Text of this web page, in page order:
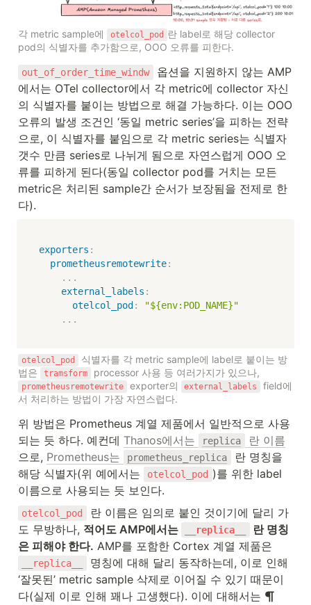
각 metric sample에 otelcol_pod 란 label로 해당 collector
pod의 식별자를 추가함으로, OOO 오류를 피한다.
out_of_order_time_windw
옵션을 지원하지 않는 AMP
에서는 OTel collector에서 각 metric에 collector 자신
의 식별자를 붙이는 방법으로 해결 가능하다. 이는 OOO
오류의 발생 조건인 ‘동일 metric series’을 피하는 전략
으로, 이 식별자를 붙임으로 각 metric series는 식별자
갯수 만큼 series로 나뉘게 됨으로 자연스럽게 OOO 오
류를 피하게 된다(동일 collector pod를 거치는 모든
metric은 처리된 sample간 순서가 보장됨을 전제로 한
다).
exporters :
prometheusremotewrite:
...
external_labels :
otelcol_pod :
"${env:POD_NAME}"
...
otelcol_pod
식별자를 각 metric sample에 label로 붙이는 방
법은
tramsform
prometheusremotewrite exporter의 external_labels
field에
서 처리하는 방법이 가장 자연스럽다.
위 방법은 Prometheus 계열 제품에서 일반적으로 사용
되는 듯 하다. 예컨데 Thanos에서는 replica
란 이름
으로, Prometheus는 prometheus_replica
란 명칭을
해당 식별자(위 예에서는
otelcol_pod )를 위한 label
이름으로 사용되는 듯 보인다.
otelcol_pod
란 이름은 임의로 붙인 것이기에 달리 가
도 무방하나, 적어도 AMP에서는 __replica__
란 명칭
은 피해야 한다.
__replica__
명칭에 대해 달리 동작하는데, 이로 인해
‘잘못된’ metric sample 삭제로 이어질 수 있기 때문이
다(실제 이로 인해 꽤나 고생했다). 이에 대해서는